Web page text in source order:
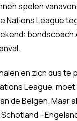
spelen
Nations League
bondscoach
en zich dus te
League,
de Belgen. Maar
-